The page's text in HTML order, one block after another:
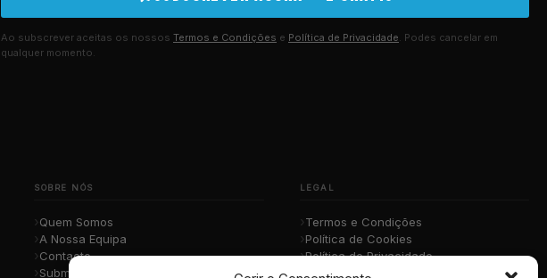
Ao subscrever aceitas os nossos Termos e Condições e Política de Privacidade. Podes cancelar em
qualquer momento.
SOBRE NÓS
Quem Somos
A Nossa Equipa
Contacto
Submete a Tua Música
LEGAL
Termos e Condições
Política de Cookies
Política de Privacidade
RGPD